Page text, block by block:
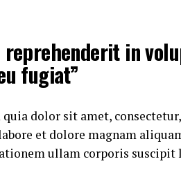
in
fugiat”
dolor sit amet,
et dolore magnam
ullam corporis suscipit